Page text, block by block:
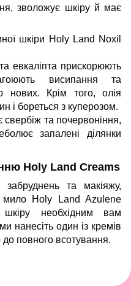
зволожує шкіру й має
шкіри Holy Land Noxil
евкаліпта прискорюють
висипання та
нових. Крім того, олія
і бореться з куперозом.
та почервоніння,
запалені ділянки
Holy Land Creams
забруднень та макіяжу,
мило Holy Land Azulene
необхідним вам
нанесіть один із кремів
до повного всотування.